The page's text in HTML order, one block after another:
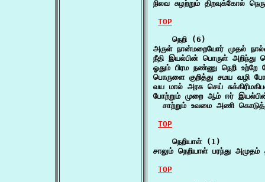
நிலவ சுழற்றும் திறவுக்கோல்
TOP
    நெறி (6)
அருள் நான்மறையோர் முதல்
நீதி இயல்பின் பொருள் அறிந்து
ஓதும் பிரம நண்ணு நெறி
பொருளை குறித்து சமய வழி
வய மால் அரசு செய்
போற்றும் முறை ஆம் ஈர் இயல்பின்
சாற்றும் உவமை அணி
TOP
    நெறியாள் (1)
சாலும் நெறியாள் பரந்து
TOP